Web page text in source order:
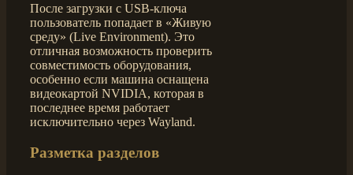
После загрузки с USB-ключа
пользователь попадает в «Живую
среду» (Live Environment). Это
отличная возможность проверить
совместимость оборудования,
особенно если машина оснащена
видеокартой NVIDIA, которая в
последнее время работает
исключительно через Wayland.
Разметка разделов